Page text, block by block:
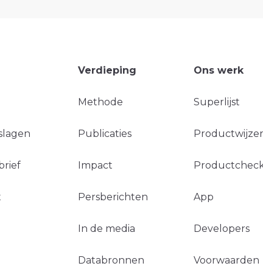
Verdieping
Methode
Publicaties
Impact
Persberichten
In de media
Databronnen
Ons werk
Superlijst
App
Developers
Voorwaarden